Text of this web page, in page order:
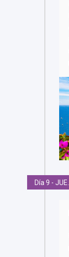
Día 9 - JUE.